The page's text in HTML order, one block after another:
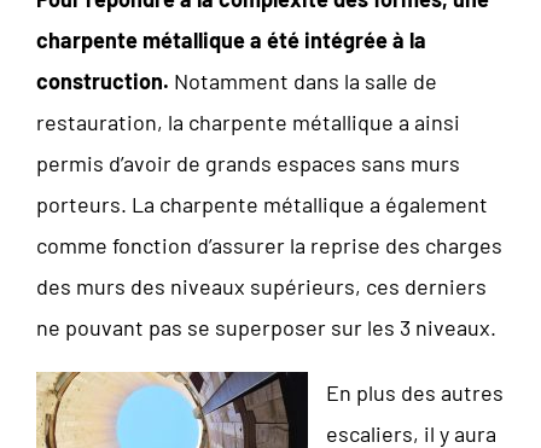
charpente métallique a été intégrée à la
construction. Notamment dans la salle de
restauration, la charpente métallique a ainsi
permis d’avoir de grands espaces sans murs
porteurs. La charpente métallique a également
comme fonction d’assurer la reprise des charges
des murs des niveaux supérieurs, ces derniers
ne pouvant pas se superposer sur les 3 niveaux.
En plus des autres
escaliers, il y aura